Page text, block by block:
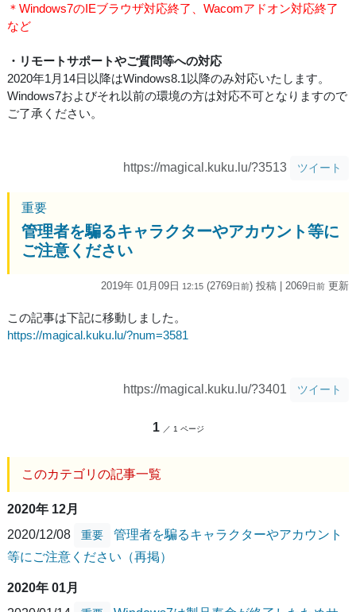
＊Windows7のIEブラウザ対応終了、Wacomアドオン対応終了
など
・リモートサポートやご質問等への対応
2020年1月14日以降はWindows8.1以降のみ対応いたします。
Windows7およびそれ以前の環境の方は対応不可となりますので
ご了承ください。
https://magical.kuku.lu/?3513 ツイート
重要
管理者を騙るキャラクターやアカウント等に
ご注意ください
2019年 01月09日 12:15 (2769日前) 投稿 | 2069日前 更新
この記事は下記に移動しました。
https://magical.kuku.lu/?num=3581
https://magical.kuku.lu/?3401 ツイート
1 ／ 1 ページ
このカテゴリの記事一覧
2020年 12月
2020/12/08
重要
管理者を騙るキャラクターやアカウント
等にご注意ください（再掲）
2020年 01月